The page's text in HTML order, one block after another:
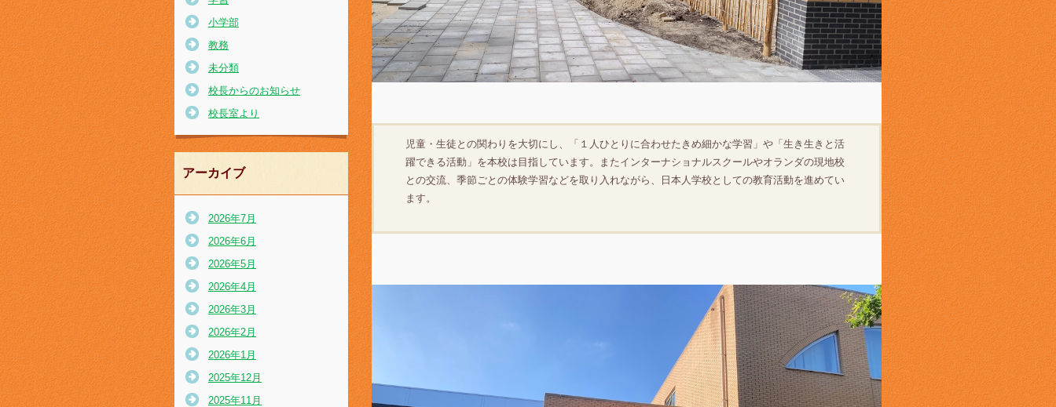
児童・生徒との関わりを大切にし、「１人ひとりに合わせたきめ細かな学習」や「生き生きと活
躍できる活動」を本校は目指しています。またインターナショナルスクールやオランダの現地校
との交流、季節ごとの体験学習などを取り入れながら、日本人学校としての教育活動を進めてい
ます。
小学部
教務
未分類
校長からのお知らせ
校長室より
アーカイブ
2026年7月
2026年6月
2026年5月
2026年4月
2026年3月
2026年2月
2026年1月
2025年12月
2025年11月